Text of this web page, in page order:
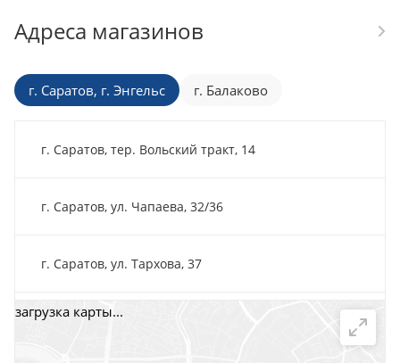
Адреса магазинов
г. Саратов, г. Энгельс г. Балаково
г. Саратов, тер. Вольский тракт, 14
г. Саратов, ул. Чапаева, 32/36
г. Саратов, ул. Тархова, 37
г. Саратов, пр-т. 50 лет Октября, 118Д, помещ. 15
загрузка карты...